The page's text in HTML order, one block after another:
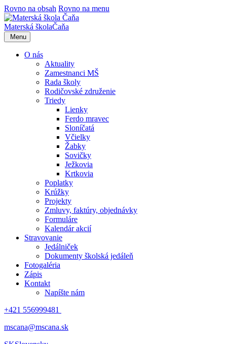
Rovno na obsah Rovno na menu
Materská školaČaňa
Menu
O nás
Aktuality
Zamestnanci MŠ
Rada školy
Rodičovské združenie
Triedy
Lienky
Ferdo mravec
Sloníčatá
Včielky
Žabky
Sovičky
Ježkovia
Krtkovia
Poplatky
Krúžky
Projekty
Zmluvy, faktúry, objednávky
Formuláre
Kalendár akcií
Stravovanie
Jedálniček
Dokumenty školská jedáleň
Fotogaléria
Zápis
Kontakt
Napíšte nám
+421 556999481
mscana@mscana.sk